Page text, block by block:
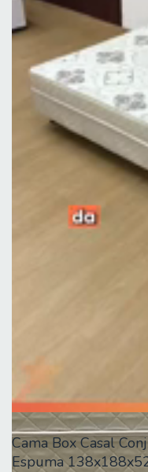
Cama Box Casal
Espuma